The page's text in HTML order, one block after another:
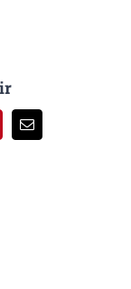
Correo